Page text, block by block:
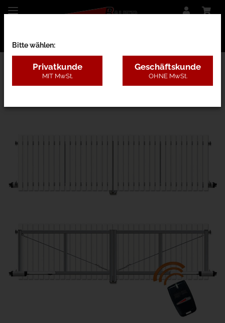
27BB - Kunststoff ohne Pfosten, 4 Farben
Bitte wählen:
Privatkunde
MIT MwSt.
Geschäftskunde
OHNE MwSt.